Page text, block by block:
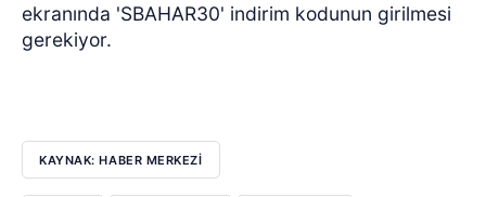
ekranında 'SBAHAR30' indirim kodunun girilmesi
gerekiyor.
KAYNAK: HABER MERKEZI